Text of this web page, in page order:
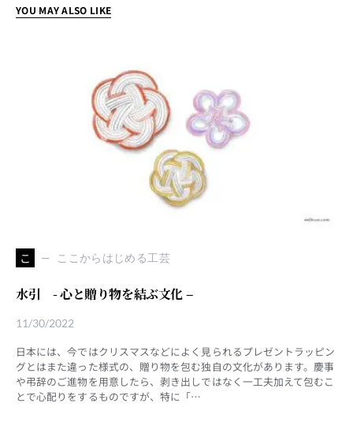
YOU MAY ALSO LIKE
こ ここからはじめる工芸
水引 - 心と贈り物を結ぶ文化 –
11/30/2022
日本には、今ではクリスマスなどによく見られるプレゼントラッピン
グとはまた違った様式の、贈り物を包む独自の文化があります。慶事
や弔辞のご進物を用意したら、剥き出しではなく一工夫加えて包むこ
とで心配りをするものですが、特に「…